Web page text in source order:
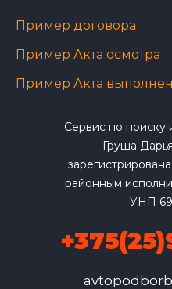
Пример договора
Пример Акта осмотра
Пример Акта
Сервис по
Груша
районным
УНП